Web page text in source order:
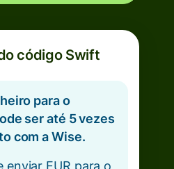
código Swift
para o
ser até 5 vezes
com a Wise.
enviar EUR para o